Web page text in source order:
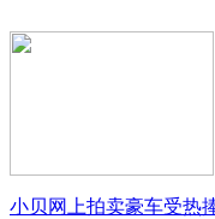
小贝网上拍卖豪车受热